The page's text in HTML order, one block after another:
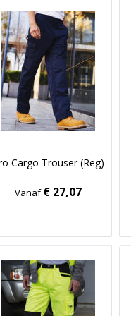
Cargo Trouser (Reg)
Vanaf€ 27,07